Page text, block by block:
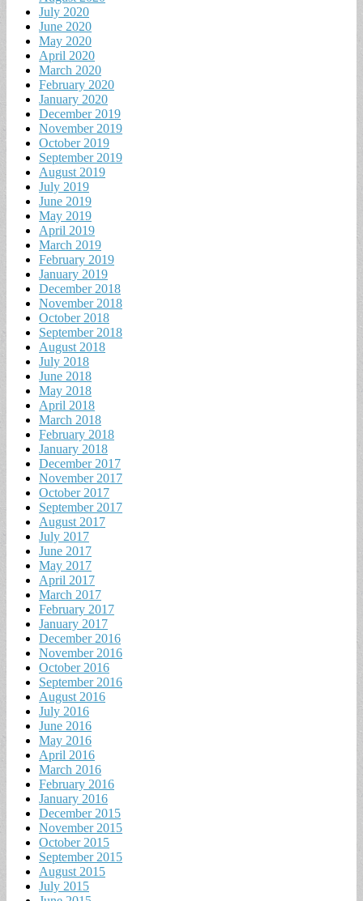
July 2020
June 2020
May 2020
April 2020
March 2020
February 2020
January 2020
December 2019
November 2019
October 2019
September 2019
August 2019
July 2019
June 2019
May 2019
April 2019
March 2019
February 2019
January 2019
December 2018
November 2018
October 2018
September 2018
August 2018
July 2018
June 2018
May 2018
April 2018
March 2018
February 2018
January 2018
December 2017
November 2017
October 2017
September 2017
August 2017
July 2017
June 2017
May 2017
April 2017
March 2017
February 2017
January 2017
December 2016
November 2016
October 2016
September 2016
August 2016
July 2016
June 2016
May 2016
April 2016
March 2016
February 2016
January 2016
December 2015
November 2015
October 2015
September 2015
August 2015
July 2015